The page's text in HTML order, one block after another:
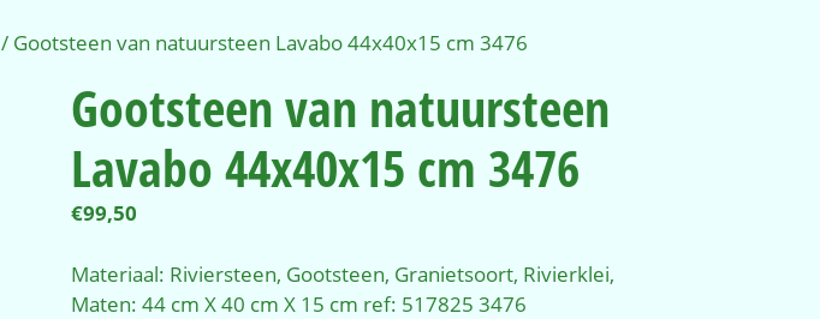
/ Gootsteen van natuursteen Lavabo 44x40x15 cm 3476
Gootsteen van natuursteen
Lavabo 44x40x15 cm 3476
€99,50
Materiaal: Riviersteen, Gootsteen, Granietsoort, Rivierklei,
Maten: 44 cm X 40 cm X 15 cm ref: 517825 3476